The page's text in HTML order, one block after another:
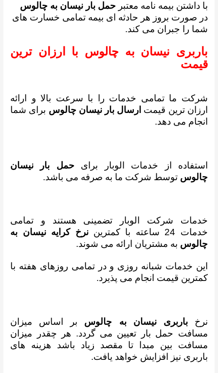
با داشتن بیمه نامه معتبرحمل بار نیسان به چالوس
در صورت بروز هر حادثه ای بیمه تمامی خسارت های
شما را جبران می کند.
باربری نیسان به چالوس با ارزان ترین
قیمت
شرکت ما تمامی خدمات را با سرعت بالا و ارائه
ارزان ترین قیمت ارسال بار نیسان چالوس برای شما
انجام می دهد.
استفاده از خدمات الوبار برایحمل بار نیسان
چالوس توسط شرکت ما به صرفه می باشد.
خدمات شرکت الوبار تضمینی هستند و تمامی
خدمات 24 ساعته با کمترین
نرخ کرایه نیسان به
چالوس به مشتریان ارائه می شوند.
این خدمات شبانه روزی و در تمامی روزهای هفته با
کمترین قیمت انجام می پذیرد.
نرخباربری نیسان به چالوس بر اساس میزان
مسافت حمل بار تعیین می گردد. هر چقدر میزان
مسافت بین مبدا تا مقصد زیاد باشد هزینه های
باربری نیز افزایش خواهد یافت.